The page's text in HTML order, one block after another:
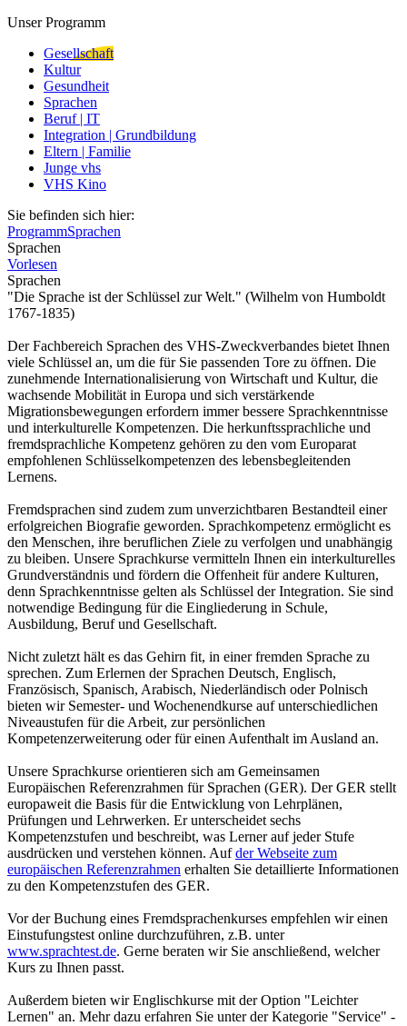
Unser Programm
Gesellschaft
Kultur
Gesundheit
Sprachen
Beruf | IT
Integration | Grundbildung
Eltern | Familie
Junge vhs
VHS Kino
Sie befinden sich hier:
ProgrammSprachen
Sprachen
Vorlesen
Sprachen
"Die Sprache ist der Schlüssel zur Welt." (Wilhelm von Humboldt
1767-1835)
Der Fachbereich Sprachen des VHS-Zweckverbandes bietet Ihnen
viele Schlüssel an, um die für Sie passenden Tore zu öffnen. Die
zunehmende Internationalisierung von Wirtschaft und Kultur, die
wachsende Mobilität in Europa und sich verstärkende
Migrationsbewegungen erfordern immer bessere Sprachkenntnisse
und interkulturelle Kompetenzen. Die herkunftssprachliche und
fremdsprachliche Kompetenz gehören zu den vom Europarat
empfohlenen Schlüsselkompetenzen des lebensbegleitenden
Lernens.
Fremdsprachen sind zudem zum unverzichtbaren Bestandteil einer
erfolgreichen Biografie geworden. Sprachkompetenz ermöglicht es
den Menschen, ihre beruflichen Ziele zu verfolgen und unabhängig
zu bleiben. Unsere Sprachkurse vermitteln Ihnen ein interkulturelles
Grundverständnis und fördern die Offenheit für andere Kulturen,
denn Sprachkenntnisse gelten als Schlüssel der Integration. Sie sind
notwendige Bedingung für die Eingliederung in Schule,
Ausbildung, Beruf und Gesellschaft.
Nicht zuletzt hält es das Gehirn fit, in einer fremden Sprache zu
sprechen. Zum Erlernen der Sprachen Deutsch, Englisch,
Französisch, Spanisch, Arabisch, Niederländisch oder Polnisch
bieten wir Semester- und Wochenendkurse auf unterschiedlichen
Niveaustufen für die Arbeit, zur persönlichen
Kompetenzerweiterung oder für einen Aufenthalt im Ausland an.
Unsere Sprachkurse orientieren sich am Gemeinsamen
Europäischen Referenzrahmen für Sprachen (GER). Der GER stellt
europaweit die Basis für die Entwicklung von Lehrplänen,
Prüfungen und Lehrwerken. Er unterscheidet sechs
Kompetenzstufen und beschreibt, was Lerner auf jeder Stufe
ausdrücken und verstehen können. Aufder Webseite zum
europäischen Referenzrahmen erhalten Sie detaillierte Informationen
zu den Kompetenzstufen des GER.
Vor der Buchung eines Fremdsprachenkurses empfehlen wir einen
Einstufungstest online durchzuführen, z.B. unter
www.sprachtest.de. Gerne beraten wir Sie anschließend, welcher
Kurs zu Ihnen passt.
Außerdem bieten wir Englischkurse mit der Option "Leichter
Lernen" an. Mehr dazu erfahren Sie unter der Kategorie "Service" -